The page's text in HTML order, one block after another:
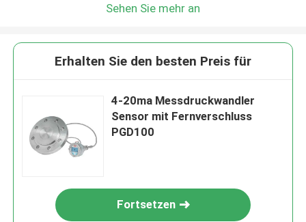
Sehen Sie mehr an
Erhalten Sie den besten Preis für
4-20ma Messdruckwandler
Sensor mit Fernverschluss
PGD100
Fortsetzen